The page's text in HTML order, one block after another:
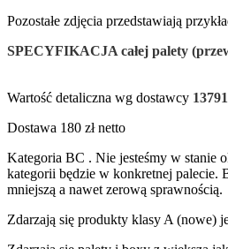
Pozostałe zdjęcia przedstawiają
SPECYFIKACJA całej palety
Wartość detaliczna wg dostawcy
Dostawa 180 zł netto
Kategoria BC . Nie jesteśmy w stanie
kategorii będzie w konkretnej palecie.
mniejszą a nawet zerową sprawnością.
Zdarzają się produkty klasy A (nowe)